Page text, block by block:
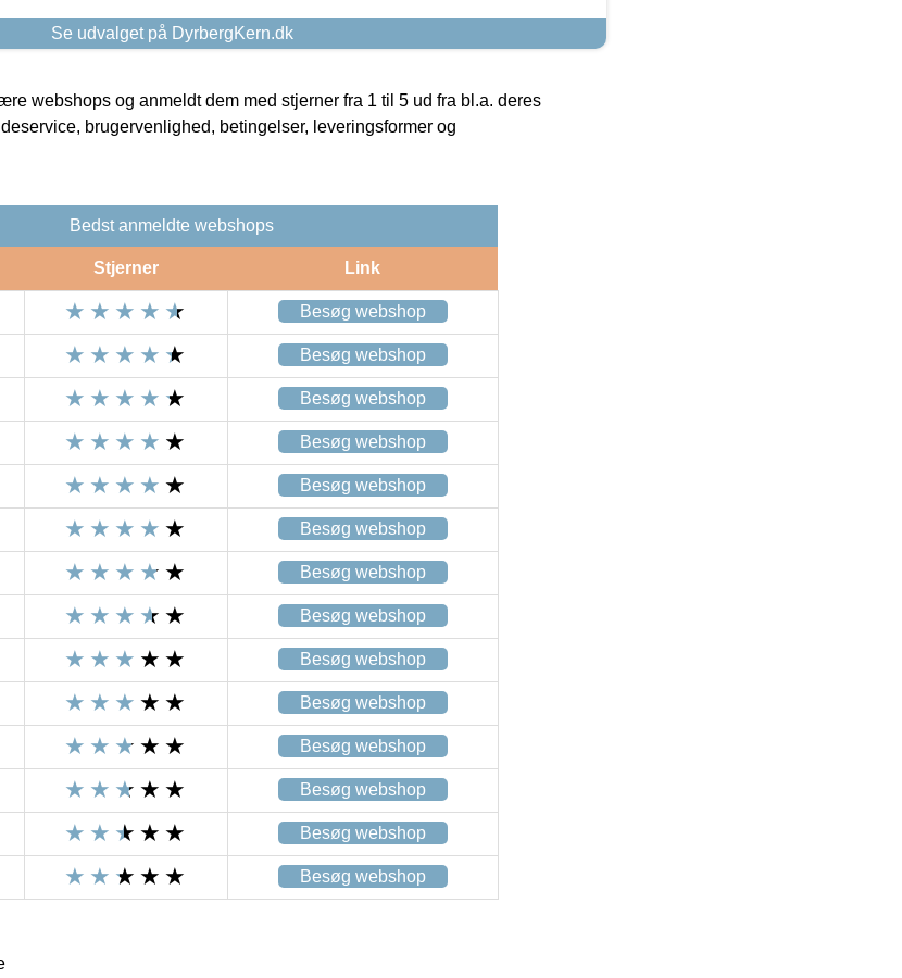
Se udvalget på DyrbergKern.dk
webshops og anmeldt dem med stjerner fra 1 til 5 ud fra bl.a. deres
brugervenlighed, betingelser, leveringsformer og
Bedst anmeldte webshops
Stjerner Link
Besøg webshop
Besøg webshop
Besøg webshop
Besøg webshop
Besøg webshop
Besøg webshop
Besøg webshop
Besøg webshop
Besøg webshop
Besøg webshop
Besøg webshop
Besøg webshop
Besøg webshop
Besøg webshop